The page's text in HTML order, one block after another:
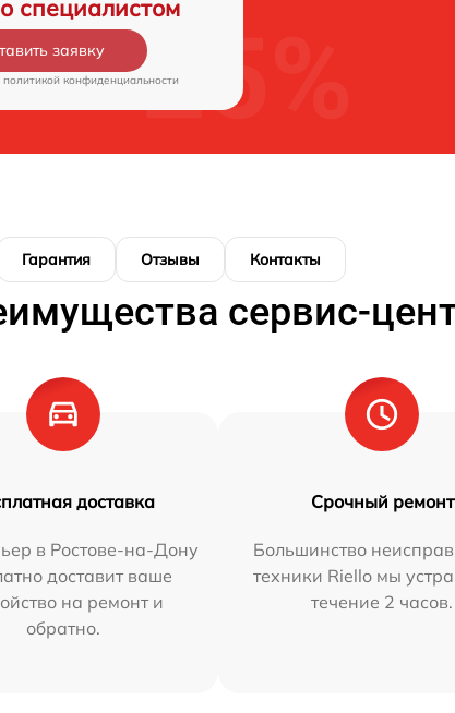
специалистом
заявку
политикой конфиденциальности
Гарантия Отзывы Контакты
сервис-
доставка
в Ростове-на-Дону
доставит ваше
на ремонт и
обратно.
Срочный ремонт
Большинство
техники Riello мы
течение 2 часов.